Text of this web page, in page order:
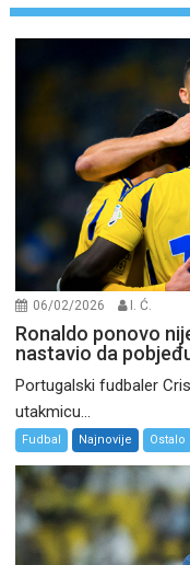
06/02/2026 I. Ć.
Ronaldo ponovo
nastavio da
Portugalski fudbaler
utakmicu...
Fudbal Najnovije Ostalo